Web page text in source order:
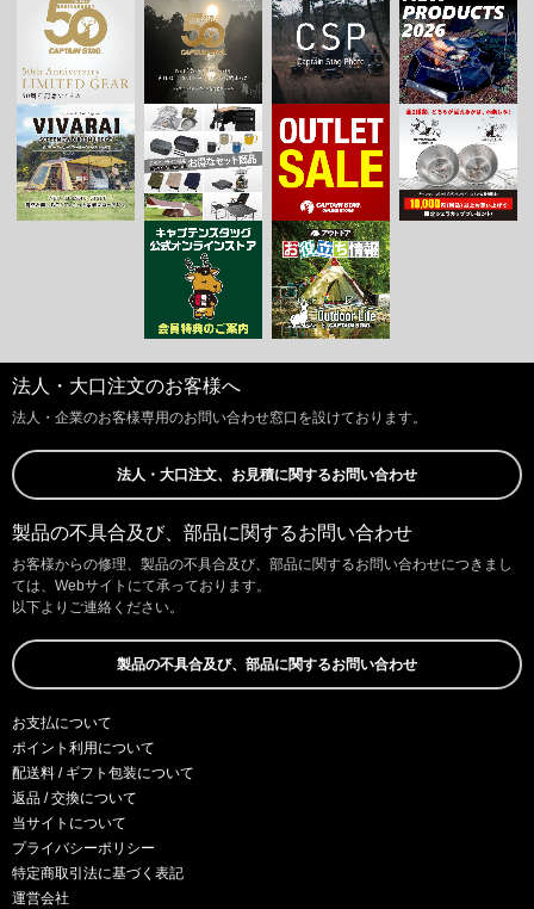
法人・大口注文のお客様へ
法人・企業のお客様専用のお問い合わせ窓口を設けております。
法人・大口注文、お見積に関するお問い合わせ
製品の不具合及び、部品に関するお問い合わせ
お客様からの修理、製品の不具合及び、部品に関するお問い合わせにつきまし
ては、Webサイトにて承っております。
以下よりご連絡ください。
製品の不具合及び、部品に関するお問い合わせ
お支払について
ポイント利用について
配送料 / ギフト包装について
返品 / 交換について
当サイトについて
プライバシーポリシー
特定商取引法に基づく表記
運営会社